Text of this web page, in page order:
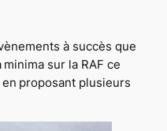
à succès que
minima sur la RAF ce
proposant plusieurs